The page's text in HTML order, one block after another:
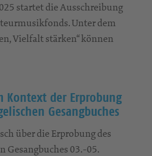
startet die Ausschreibung
Unter dem
Vielfalt stärken“ können
Kontext der Erprobung
Gesangbuches
über die Erprobung des
Gesangbuches 03.-05.